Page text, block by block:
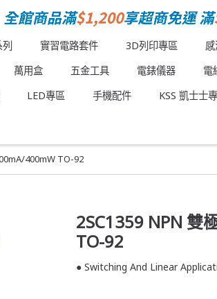
列 實習電路套件 3D列印專區
萬用盒 五金工具 電錶儀器
電
LED專區 手機配件 KSS 凱士士
400mW TO-92
2SC1359 NPN 雙
TO-92
● Switching And Linear